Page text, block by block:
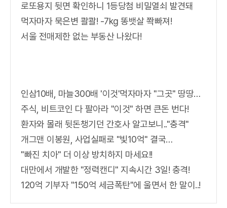
로또용지 뒷면 확인하니 1등당첨 비밀열쇠 발견돼
먹자마자 묵은변 콸콸! -7kg 똥뱃살 쫙빠져!
서울 전매제한 없는 부동산 나왔다!
인삼10배, 마늘300배 '이것'먹자마자 "그곳" 땅땅해져..헉!
주식, 비트코인 다 팔아라 "이것" 하면 큰돈 번다!
환자와 몰래 뒷돈챙기던 간호사 알고보니.."충격"
개그맨 이봉원, 사업실패로 "빛10억" 결국…
"빠진 치아" 더 이상 방치하지 마세요!!
대만에서 개발한 "정력캔디" 지속시간 3일! 충격!
120억 기부자 "150억 세금폭탄"에 울면서 한 말이..!